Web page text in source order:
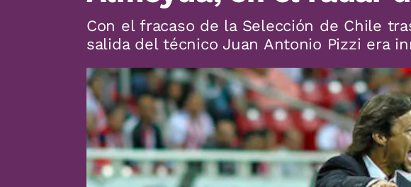
Con el fracaso de la Selección de Chile
salida del técnico Juan Antonio Pizzi era